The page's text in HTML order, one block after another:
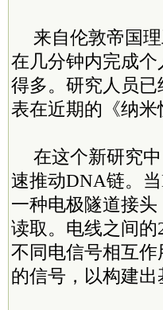
来自伦敦帝国
在几分钟内完成
得多。研究人员
表在近期的《纳米
在这个新研究
速推动DNA链。
一种电极隧道接头
读取。电线之间
不同电信号相互
的信号，以构建出